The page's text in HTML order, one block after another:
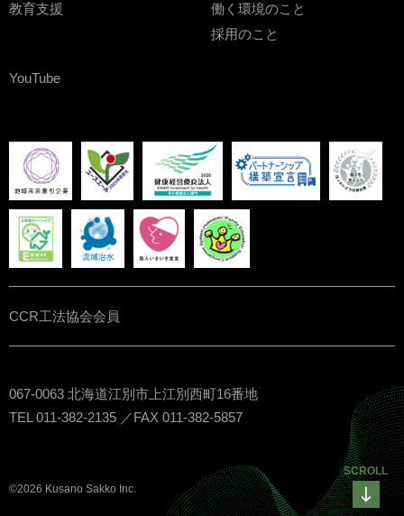
教育支援
働く環境のこと
採用のこと
YouTube
CCR工法協会会員
067-0063 北海道江別市上江別西町16番地
TEL 011-382-2135 ／FAX 011-382-5857
©2026 Kusano Sakko Inc.
SCROLL